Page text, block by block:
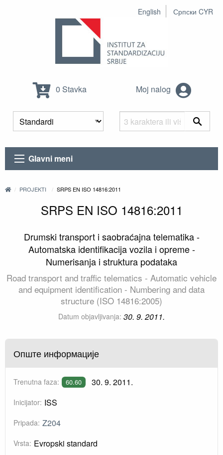
English Српски CYR
0 Stavka Moj nalog
Glavni meni
PROJEKTI SRPS EN ISO 14816:2011
SRPS EN ISO 14816:2011
Drumski transport i saobraćajna telematika -
Automatska identifikacija vozila i opreme -
Numerisanja i struktura podataka
Road transport and traffic telematics - Automatic vehicle
and equipment identification - Numbering and data
structure (ISO 14816:2005)
Datum objavljivanja: 30. 9. 2011.
Опште информације
Trenutna faza: 60.60 30. 9. 2011.
Inicijator: ISS
Pripada: Z204
Vrsta: Evropski standard